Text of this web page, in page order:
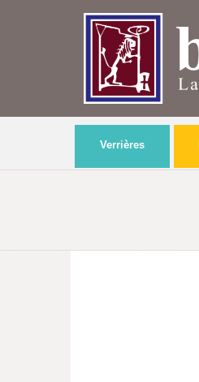
Verrières